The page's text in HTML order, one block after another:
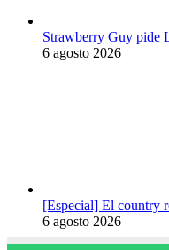
Strawberry Guy pide
6 agosto 2026
[Especial] El country
6 agosto 2026